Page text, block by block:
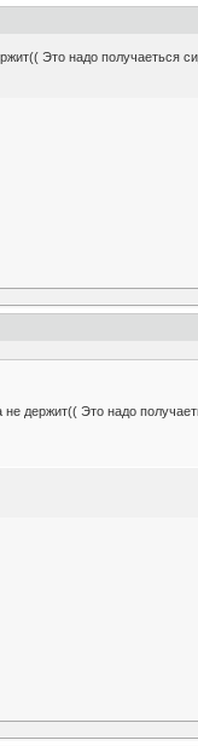
Это надо получаеться
держит(( Это надо